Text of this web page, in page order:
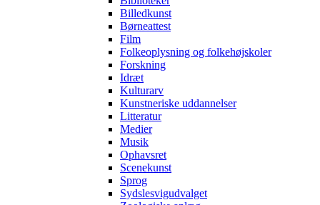
Billedkunst
Børneattest
Film
Folkeoplysning og folkehøjskoler
Forskning
Idræt
Kulturarv
Kunstneriske uddannelser
Litteratur
Medier
Musik
Ophavsret
Scenekunst
Sprog
Sydslesvigudvalget